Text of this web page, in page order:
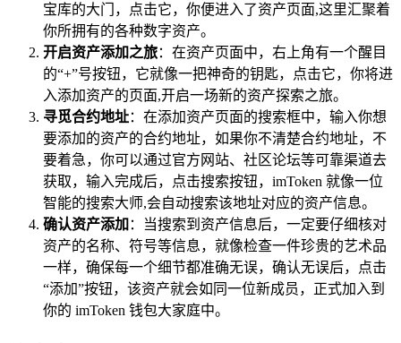
宝库的大门，点击它，你便进入了资产页面,这里汇聚着
你所拥有的各种数字资产。
开启资产添加之旅：在资产页面中，右上角有一个醒目
的“+”号按钮，它就像一把神奇的钥匙，点击它，你将进
入添加资产的页面,开启一场新的资产探索之旅。
寻觅合约地址：在添加资产页面的搜索框中，输入你想
要添加的资产的合约地址，如果你不清楚合约地址，不
要着急，你可以通过官方网站、社区论坛等可靠渠道去
获取，输入完成后，点击搜索按钮，imToken 就像一位
智能的搜索大师,会自动搜索该地址对应的资产信息。
确认资产添加 ：当搜索到资产信息后，一定要仔细核对
资产的名称、符号等信息，就像检查一件珍贵的艺术品
一样，确保每一个细节都准确无误，确认无误后，点击
“添加”按钮，该资产就会如同一位新成员，正式加入到
你的 imToken 钱包大家庭中。